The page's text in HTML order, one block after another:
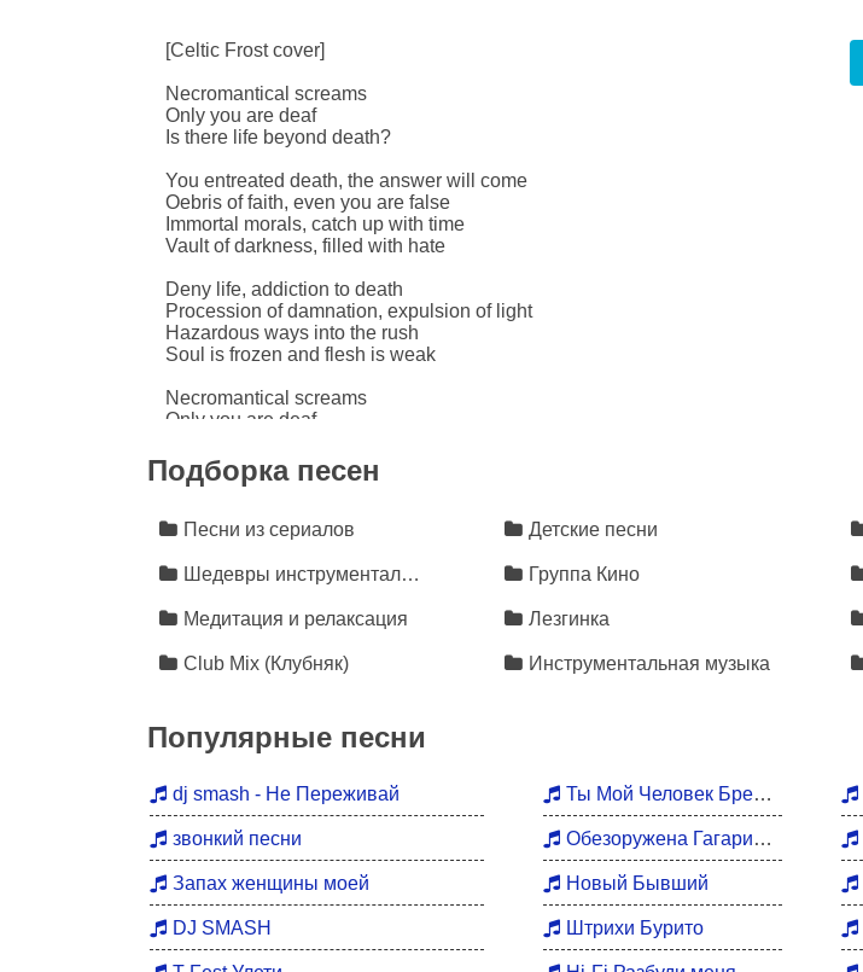
[Celtic Frost cover]
Necromantical screams
Only you are deaf
Is there life beyond death?
You entreated death, the answer will come
Oebris of faith, even you are false
Immortal morals, catch up with time
Vault of darkness, filled with hate
Deny life, addiction to death
Procession of damnation, expulsion of light
Hazardous ways into the rush
Soul is frozen and flesh is weak
Necromantical screams
Only you are deaf
Respect and thoughts, buried long ago
We won't feel, there could be more
Подборка песен
Песни из сериалов
Шедевры инструментальной музыки
Медитация и релаксация
Club Mix (Клубняк)
Детские песни
Группа Кино
Лезгинка
Инструментальная музыка
Популярные песни
dj smash - Не Переживай
звонкий песни
Запах женщины моей
DJ SMASH
Ты Мой Человек Брежнева
Обезоружена Гагарина
Новый Бывший
Штрихи Бурито